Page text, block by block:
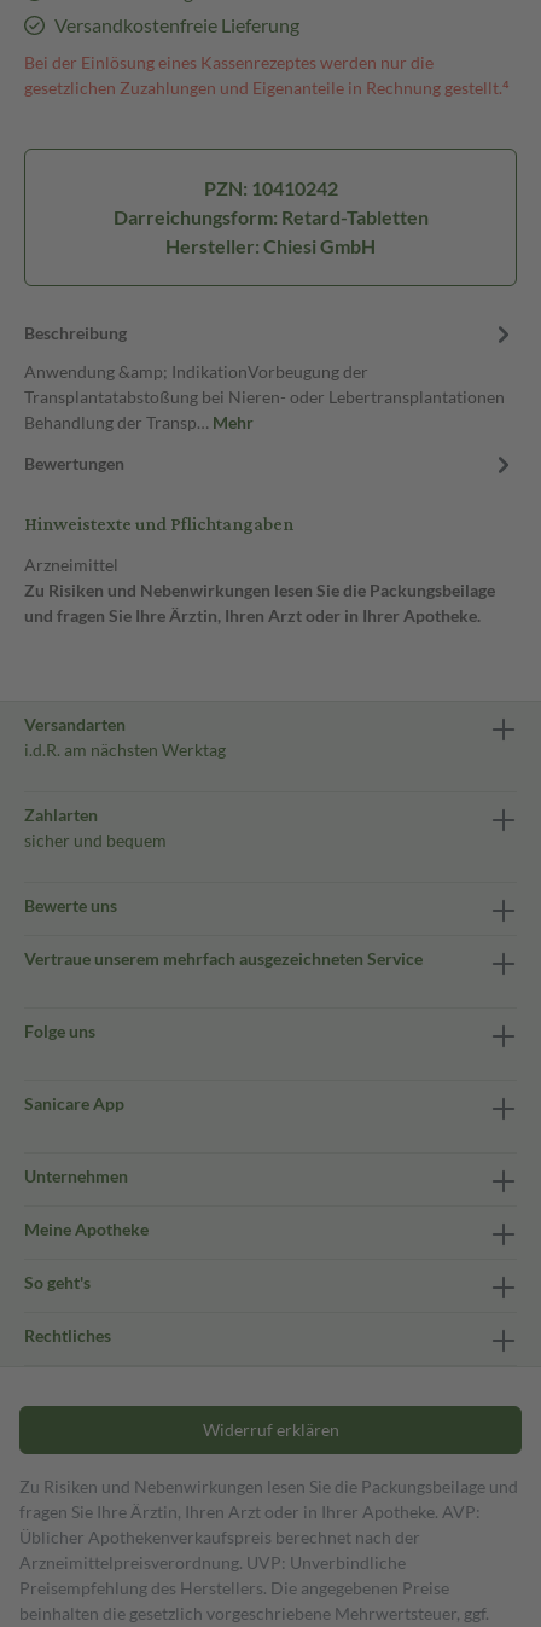
Versandkostenfreie Lieferung
Bei der Einlösung eines Kassenrezeptes werden nur die
gesetzlichen Zuzahlungen und Eigenanteile in Rechnung gestellt.⁴
PZN: 10410242
Darreichungsform: Retard-Tabletten
Hersteller: Chiesi GmbH
Beschreibung
Anwendung &amp; IndikationVorbeugung der
Transplantatabstoßung bei Nieren- oder Lebertransplantationen
Behandlung der Transp… Mehr
Bewertungen
Hinweistexte und Pflichtangaben
Arzneimittel
Zu Risiken und Nebenwirkungen lesen Sie die Packungsbeilage
und fragen Sie Ihre Ärztin, Ihren Arzt oder in Ihrer Apotheke.
Versandarten
i.d.R. am nächsten Werktag
Zahlarten
sicher und bequem
Bewerte uns
Vertraue unserem mehrfach ausgezeichneten Service
Folge uns
Sanicare App
Unternehmen
Meine Apotheke
So geht's
Rechtliches
Widerruf erklären
Zu Risiken und Nebenwirkungen lesen Sie die Packungsbeilage und
fragen Sie Ihre Ärztin, Ihren Arzt oder in Ihrer Apotheke. AVP:
Üblicher Apothekenverkaufspreis berechnet nach der
Arzneimittelpreisverordnung. UVP: Unverbindliche
Preisempfehlung des Herstellers. Die angegebenen Preise
beinhalten die gesetzlich vorgeschriebene Mehrwertsteuer, ggf.